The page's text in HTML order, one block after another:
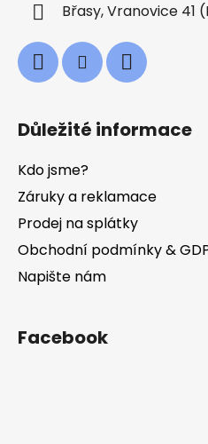
Břasy, Vranovice 41
Důležité informace
Kdo jsme?
Záruky a reklamace
Prodej na splátky
Obchodní podmínky &
Napište nám
Facebook